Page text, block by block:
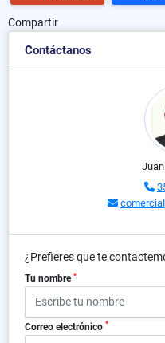
Compartir
Contáctanos
¿Prefieres que te
Tu nombre *
Correo electrónico *